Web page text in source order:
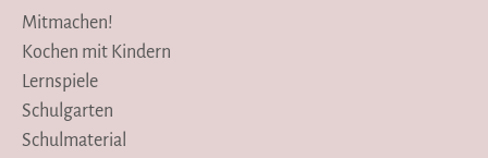
Mitmachen!
Kochen mit Kindern
Lernspiele
Schulgarten
Schulmaterial